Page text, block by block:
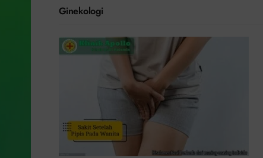
Ginekologi
Keputihan Cair